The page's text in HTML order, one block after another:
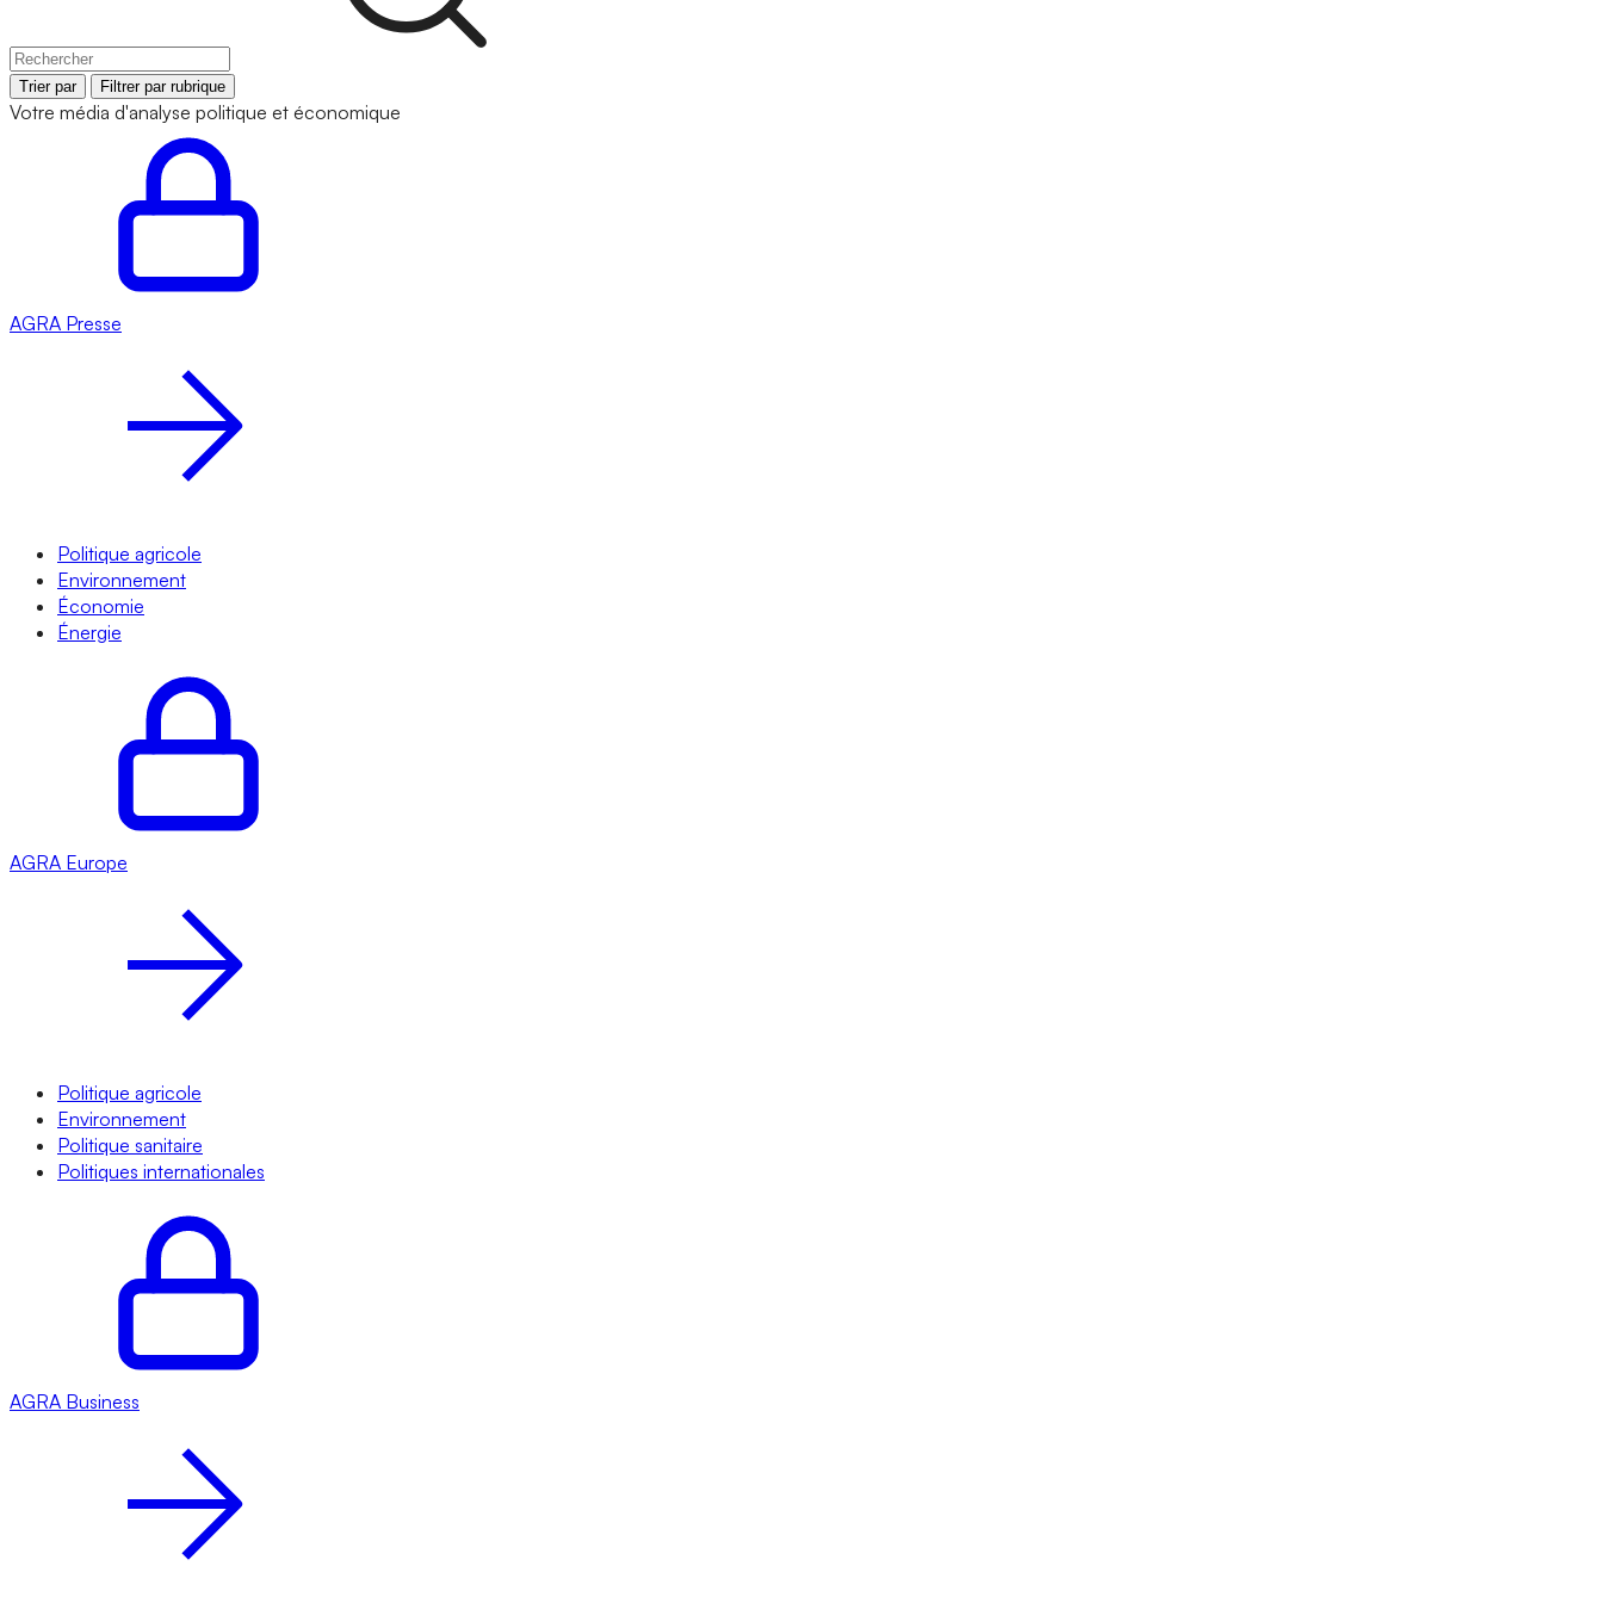
Trier par Filtrer par rubrique
Votre média d'analyse politique et économique
AGRA Presse
Politique agricole
Environnement
Économie
Énergie
AGRA Europe
Politique agricole
Environnement
Politique sanitaire
Politiques internationales
AGRA Business